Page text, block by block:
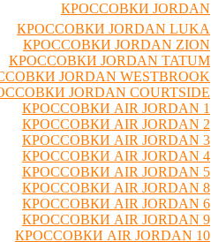
КРОССОВКИ JORDAN
КРОССОВКИ JORDAN LUKA
КРОССОВКИ JORDAN ZION
КРОССОВКИ JORDAN TATUM
JORDAN WESTBROOK
JORDAN COURTSIDE
КРОССОВКИ AIR JORDAN 1
КРОССОВКИ AIR JORDAN 2
КРОССОВКИ AIR JORDAN 3
КРОССОВКИ AIR JORDAN 4
КРОССОВКИ AIR JORDAN 5
КРОССОВКИ AIR JORDAN 8
КРОССОВКИ AIR JORDAN 6
КРОССОВКИ AIR JORDAN 9
КРОССОВКИ AIR JORDAN 10